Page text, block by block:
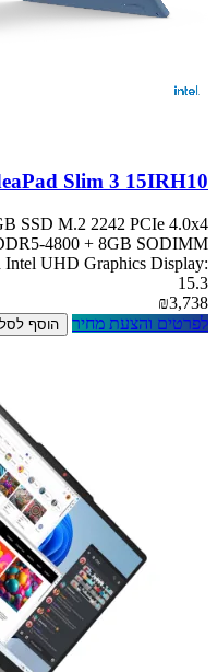
Slim 3 15IRH10
SSD M.2 2242 PCIe 4.0x4
4800 + 8GB SODIMM
Intel UHD Graphics Display:
15.3
₪3,738
לפרטים והצעת מחיר
הוסף